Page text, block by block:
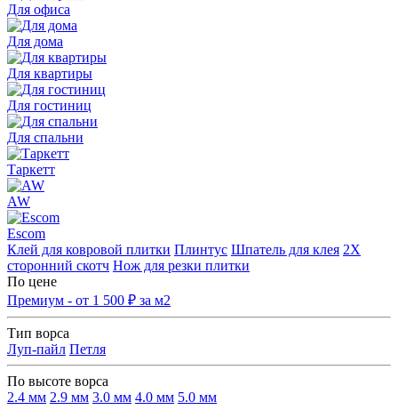
Для офиса
Для дома
Для квартиры
Для гостиниц
Для спальни
Таркетт
AW
Escom
Клей для ковровой плитки Плинтус Шпатель для клея 2Х
сторонний скотч Нож для резки плитки
По цене
Премиум - от 1 500 ₽ за м2
Тип ворса
Луп-пайл Петля
По высоте ворса
2.4 мм 2.9 мм 3.0 мм 4.0 мм 5.0 мм